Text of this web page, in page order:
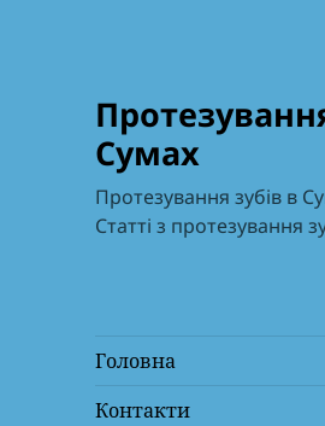
Сумах
Протезування зубів в
Статті з протезування
Головна
Контакти